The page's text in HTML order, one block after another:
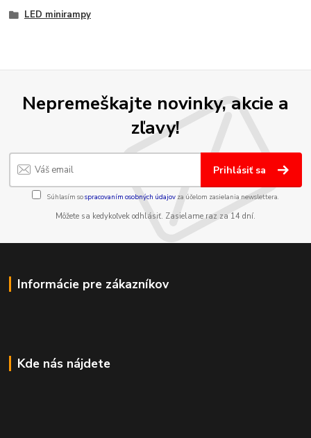
LED minirampy
Nepremeškajte novinky, akcie a
zľavy!
Prihlásiť sa
Súhlasím sospracovaním osobných údajov za účelom zasielania newslettera.
Môžete sa kedykoľvek odhlásiť. Zasielame raz za 14 dní.
Informácie pre zákazníkov
Kde nás nájdete